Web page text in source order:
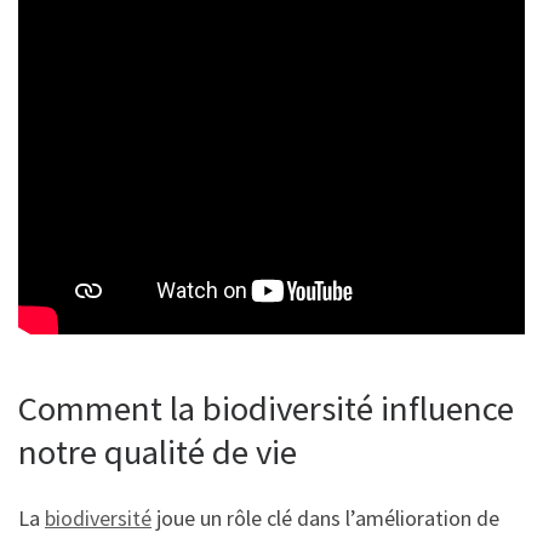
Comment la biodiversité influence
notre qualité de vie
La biodiversité joue un rôle clé dans l’amélioration de